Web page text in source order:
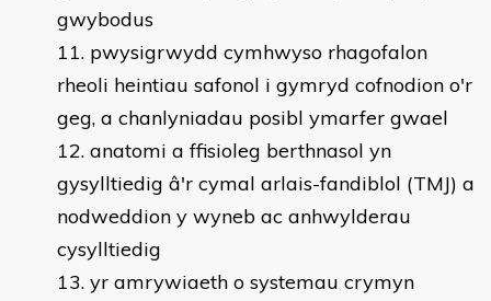
gwybodus
pwysigrwydd cymhwyso rhagofalon
rheoli heintiau safonol i gymryd cofnodion o'r
geg, a chanlyniadau posibl ymarfer gwael
anatomi a ffisioleg berthnasol yn
gysylltiedig â'r cymal arlais-fandiblol (TMJ) a
nodweddion y wyneb ac anhwylderau
cysylltiedig
yr amrywiaeth o systemau crymyn